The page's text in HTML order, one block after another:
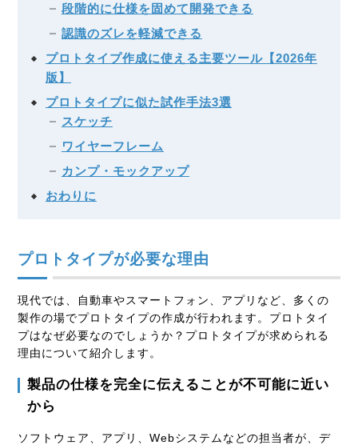
段階的に仕様を固めて開発できる
認識のズレを軽減できる
プロトタイプ作成に使える主要ツール【2026年
版】
プロトタイプに似た試作手法3選
スケッチ
ワイヤーフレーム
カンプ・モックアップ
おわりに
プロトタイプが必要な理由
現代では、自動車やスマートフォン、アプリなど、多くの
製作の場でプロトタイプの作成が行われます。プロトタイ
プはなぜ必要なのでしょうか？プロトタイプが求められる
理由について紹介します。
製品の仕様を完全に伝えることが不可能に近い
から
ソフトウェア、アプリ、Webシステムなどの担当者が、デ